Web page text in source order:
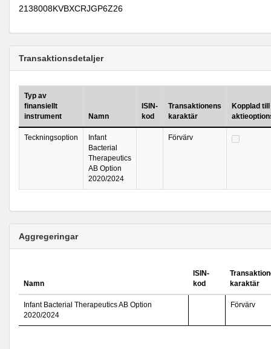
2138008KVBXCRJGP6Z26
Transaktionsdetaljer
Typ av
finansiellt
instrument
Namn
ISIN-
kod
Transaktionens
karaktär
Kopplad till
Teckningsoption
Infant
Bacterial
Therapeutics
AB Option
2020/2024
Förvärv
Aggregeringar
Namn
ISIN-
kod
karaktär
Infant Bacterial Therapeutics AB Option
2020/2024
Förvärv